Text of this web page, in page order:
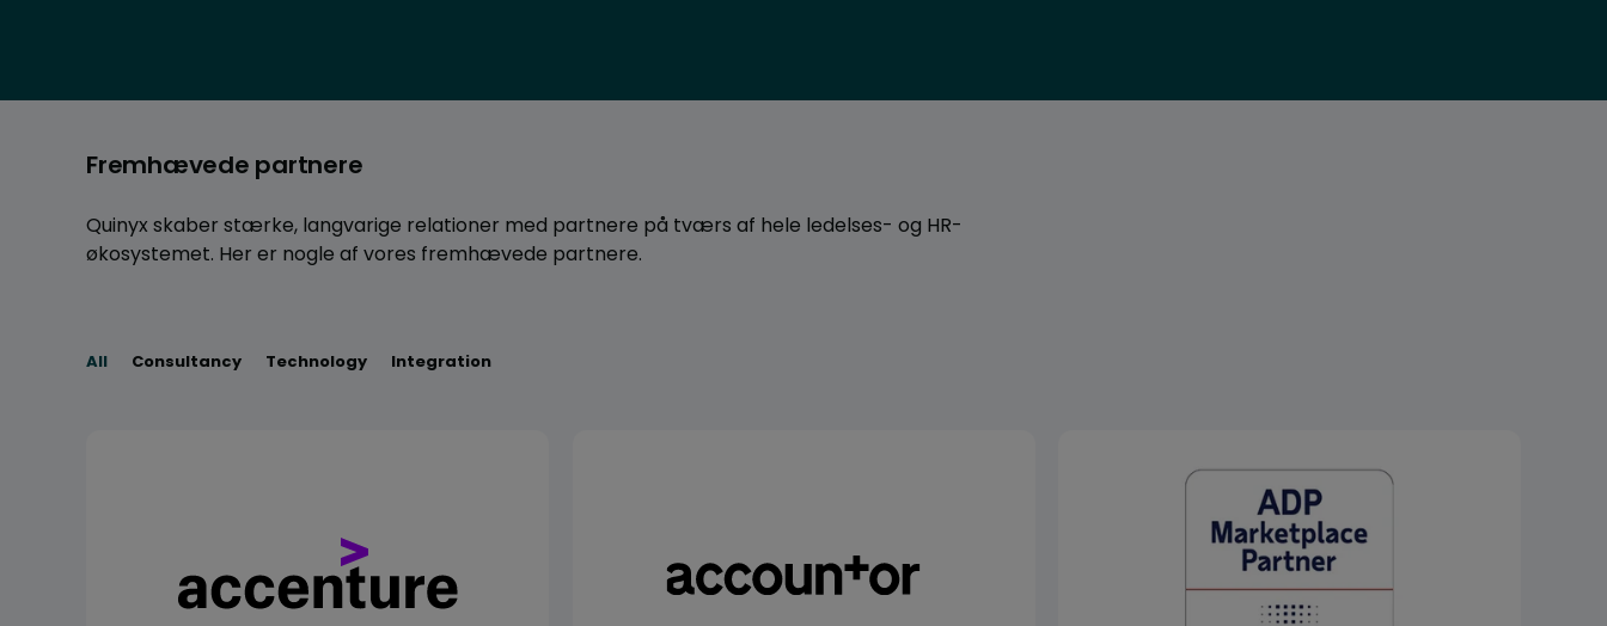
Fremhævede partnere
Quinyx skaber stærke, langvarige relationer med partnere på tværs af hele ledelses- og HR-
økosystemet. Her er nogle af vores fremhævede partnere.
All Consultancy Technology Integration